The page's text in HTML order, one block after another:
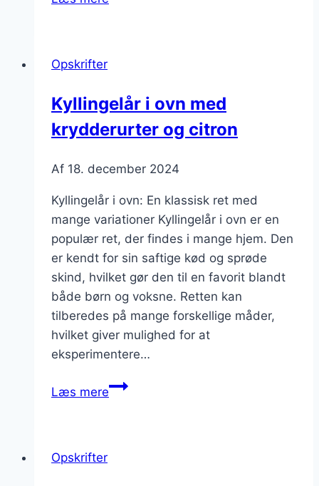
olivenolie
Opskrifter
Kyllingelår i ovn med
krydderurter og citron
Af 18. december 2024
Kyllingelår i ovn: En klassisk ret med
mange variationer Kyllingelår i ovn er en
populær ret, der findes i mange hjem. Den
er kendt for sin saftige kød og sprøde
skind, hvilket gør den til en favorit blandt
både børn og voksne. Retten kan
tilberedes på mange forskellige måder,
hvilket giver mulighed for at
eksperimentere…
Læs mereKyllingelår
Opskrifter